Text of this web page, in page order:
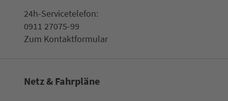
24h-Ser­vice­te­le­fon:
0911 27075-99
Zum Kon­taktformular
Netz & Fahrpläne